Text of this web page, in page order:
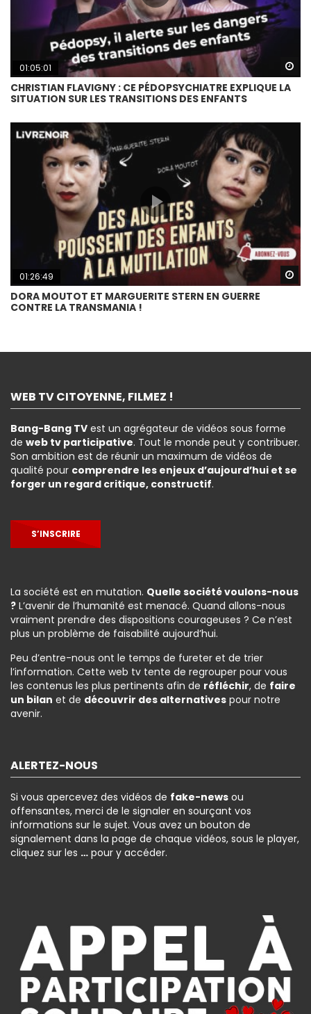
01:05:01
CHRISTIAN FLAVIGNY : CE PÉDOPSYCHIATRE EXPLIQUE LA
SITUATION SUR LES TRANSITIONS DES ENFANTS
01:26:49
DORA MOUTOT ET MARGUERITE STERN EN GUERRE
CONTRE LA TRANSMANIA !
WEB TV CITOYENNE, FILMEZ !
Bang-Bang TV est un agrégateur de vidéos sous forme
de web tv participative. Tout le monde peut y contribuer.
Son ambition est de réunir un maximum de vidéos de
qualité pour comprendre les enjeux d’aujourd’hui et se
forger un regard critique, constructif.
S’INSCRIRE
La société est en mutation. Quelle société voulons-nous
? L’avenir de l’humanité est menacé. Quand allons-nous
vraiment prendre des dispositions courageuses ? Ce n’est
plus un problème de faisabilité aujourd’hui.
Peu d’entre-nous ont le temps de fureter et de trier
l’information. Cette web tv tente de regrouper pour vous
les contenus les plus pertinents afin de réfléchir, de faire
un bilan et de découvrir des alternatives pour notre
avenir.
ALERTEZ-NOUS
Si vous apercevez des vidéos de fake-news ou
offensantes, merci de le signaler en sourçant vos
informations sur le sujet. Vous avez un bouton de
signalement dans la page de chaque vidéos, sous le player,
cliquez sur les … pour y accéder.